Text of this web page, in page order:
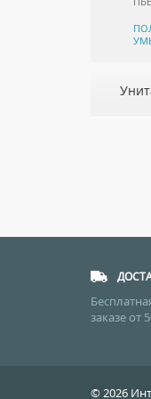
заказе от
© 2026